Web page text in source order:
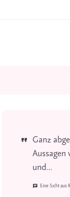
Ganz
Aussagen
und...
Eine Sicht aus